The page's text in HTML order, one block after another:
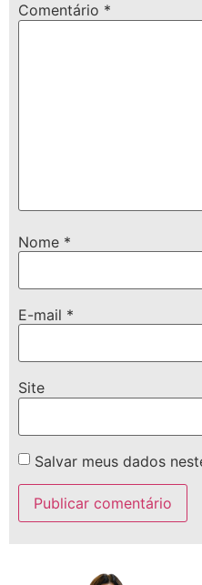
Comentário *
Nome *
E-mail *
Site
Salvar meus dados